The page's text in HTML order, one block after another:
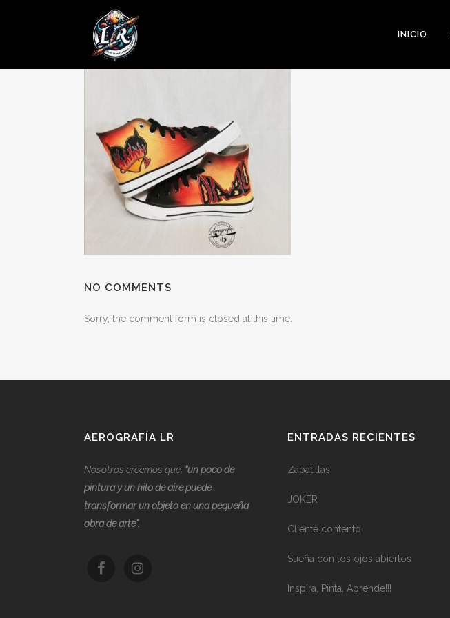
INICIO
14 AGO
Posted at 09:24h
NO COMMENTS
Sorry, the comment form is closed at this time.
AEROGRAFÍA LR
Nosotros creemos que, “un poco de
pintura y un hilo de aire puede
transformar un objeto en una pequeña
obra de arte”.
ENTRADAS RECIENTES
Zapatillas
JOKER
Cliente contento
Sueña con los ojos abiertos
Inspira, Pinta, Aprende!!!